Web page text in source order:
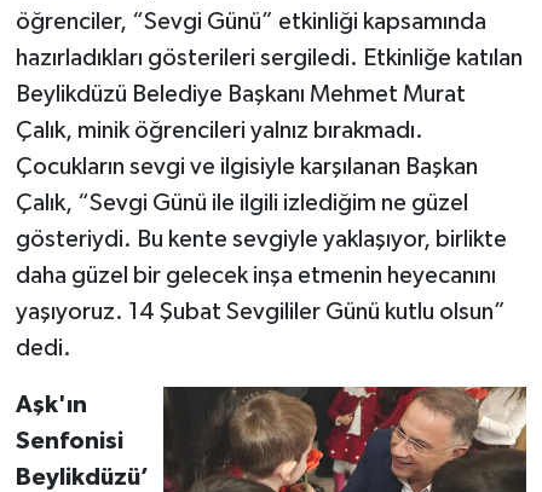
öğrenciler, “Sevgi Günü” etkinliği kapsamında
hazırladıkları gösterileri sergiledi. Etkinliğe katılan
Beylikdüzü Belediye Başkanı Mehmet Murat
Çalık, minik öğrencileri yalnız bırakmadı.
Çocukların sevgi ve ilgisiyle karşılanan Başkan
Çalık, “Sevgi Günü ile ilgili izlediğim ne güzel
gösteriydi. Bu kente sevgiyle yaklaşıyor, birlikte
daha güzel bir gelecek inşa etmenin heyecanını
yaşıyoruz. 14 Şubat Sevgililer Günü kutlu olsun”
dedi.
Aşk'ın
Senfonisi
Beylikdüzü’